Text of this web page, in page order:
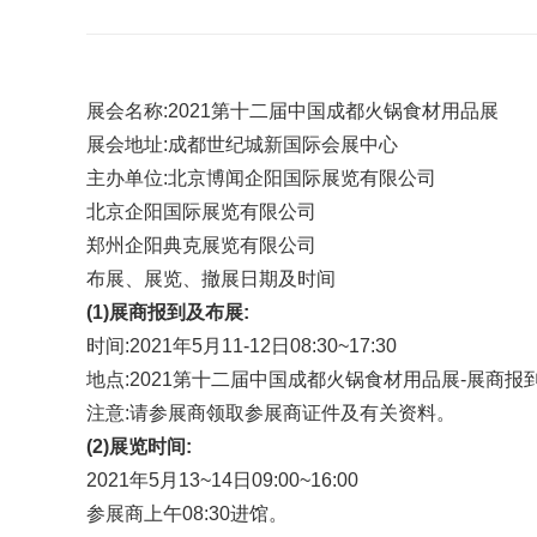
展会名称:2021第十二届中国成都火锅食材用品展
展会地址:成都世纪城新国际会展中心
主办单位:北京博闻企阳国际展览有限公司
北京企阳国际展览有限公司
郑州企阳典克展览有限公司
布展、展览、撤展日期及时间
(1)展商报到及布展:
时间:2021年5月11-12日08:30~17:30
地点:2021第十二届中国成都火锅食材用品展-展商报
注意:请参展商领取参展商证件及有关资料。
(2)展览时间:
2021年5月13~14日09:00~16:00
参展商上午08:30进馆。